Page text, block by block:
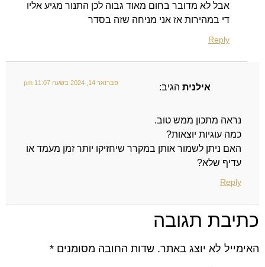
אבל לא מדובר בחום מאוד גבוה לכן התנור מגיע אליו
די במהירות אז אני מניחה שזה בסדר
Reply
אילנית הגיב: פברואר 14, 2024 בשעה 11:07 pm
נראה מתכון ממש טוב.
כמה עוגיות יוצאות?
האם ניתן לשמור אותן במקרר שיחזיקו יותר זמן מעמד או
עדיף שלא?
Reply
כתיבת תגובה
האימייל לא יוצג באתר. שדות החובה מסומנים *